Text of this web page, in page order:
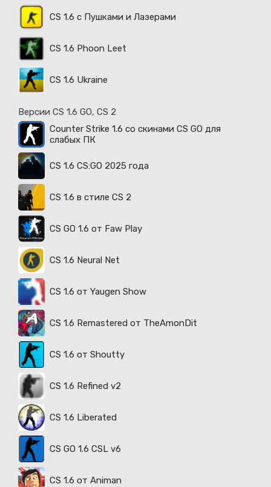
CS 1.6 с Пушками и Лазерами
CS 1.6 Phoon Leet
CS 1.6 Ukraine
Версии CS 1.6 GO, CS 2
Counter Strike 1.6 со скинами CS GO для
слабых ПК
CS 1.6 CS:GO 2025 года
CS 1.6 в стиле CS 2
CS GO 1.6 от Faw Play
CS 1.6 Neural Net
CS 1.6 от Yaugen Show
CS 1.6 Remastered от TheAmonDit
CS 1.6 от Shoutty
CS 1.6 Refined v2
CS 1.6 Liberated
CS GO 1.6 CSL v6
CS 1.6 от Animan